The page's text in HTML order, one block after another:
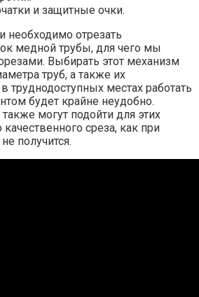
и защитные очки.
необходимо отрезать
медной трубы, для чего мы
Выбирать этот механизм
труб, а также их
труднодоступных местах работать
будет крайне неудобно.
могут подойти для этих
среза, как при
получится.